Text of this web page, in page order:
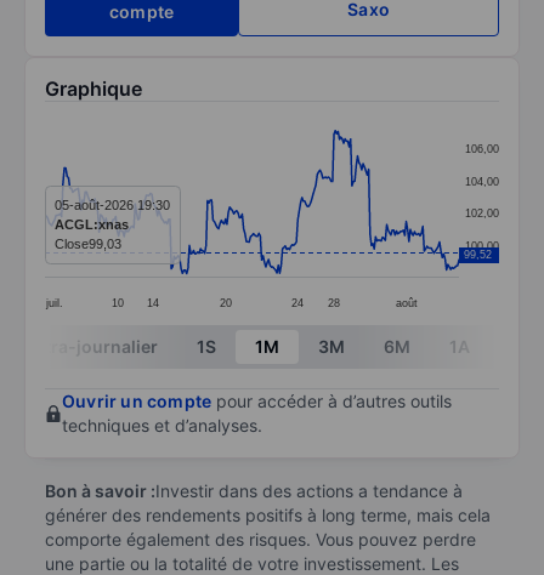
compte
Saxo
Graphique
Line chart with 299 data points.
The chart has 1 X axis displaying categories.
The chart has 1 Y axis displaying values. Data
juil. 10 14 20 24 28 août
100,00
102,00
104,00
106,00
99,52
05-août-2026 19:30
ACGL:xnas
Close99,03
End of interactive chart.
Intra-journalier 1S 1M 3M 6M 1A
Ouvrir un compte pour accéder à d’autres outils
techniques et d’analyses.
Bon à savoir :Investir dans des actions a tendance à
générer des rendements positifs à long terme, mais cela
comporte également des risques. Vous pouvez perdre
une partie ou la totalité de votre investissement. Les